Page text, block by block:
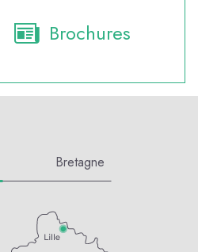
Brochures
Bretagne